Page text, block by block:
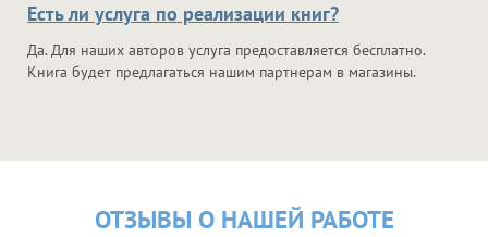
Есть ли услуга по реализации книг?
Да. Для наших авторов услуга предоставляется бесплатно.
Книга будет предлагаться нашим партнерам в магазины.
ОТЗЫВЫ О НАШЕЙ РАБОТЕ